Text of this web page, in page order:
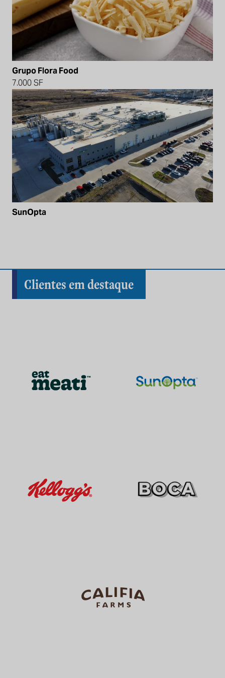
Grupo Flora Food
7.000 SF
SunOpta
Clientes em destaque